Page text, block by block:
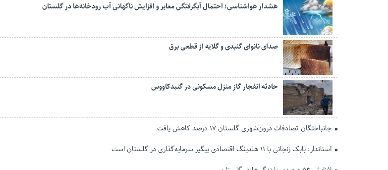
هشدار هواشناسی؛ احتمال آبگرفتگی معابر و افزایش ناگهانی آب رودخانه‌ها در گلستان
صدای نانوای گنبدی و گلایه از قطعی برق
حادثه انفجار گاز منزل مسکونی در گنبدکاووس
جانباختگان تصادفات درون‌شهری گلستان ۱۷ درصد کاهش یافت
استاندار: بابک زنجانی با ۱۱ هلدینگ اقتصادی پیگیر سرمایه‌گذاری در گلستان است